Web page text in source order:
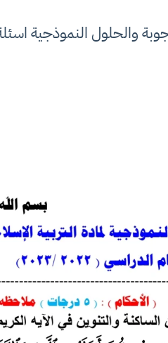
النموذجية اسئلة التربية